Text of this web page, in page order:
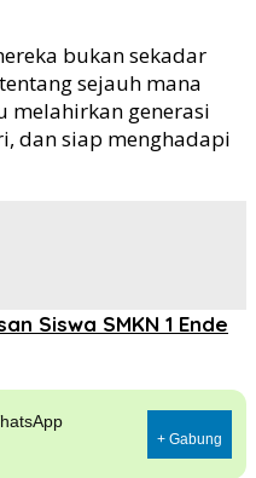
bukan sekadar
sejauh mana
melahirkan generasi
dan siap menghadapi
Siswa SMKN 1 Ende
+ Gabung